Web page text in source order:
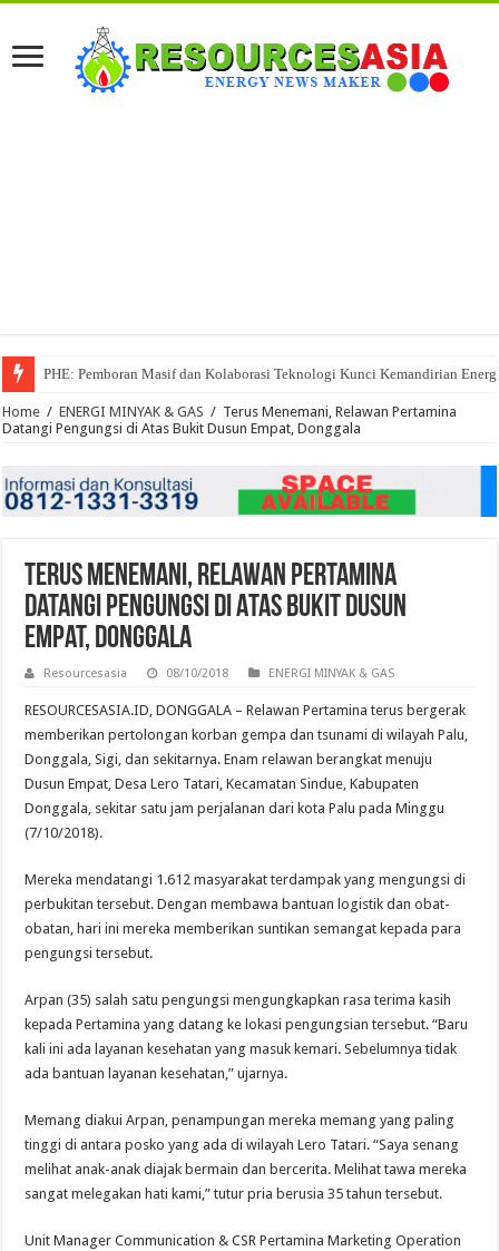
PHE: Pemboran Masif dan Kolaborasi Teknologi Kunci Kemandirian
Home / ENERGI MINYAK & GAS / Terus Menemani, Relawan Pertamina
Datangi Pengungsi di Atas Bukit Dusun Empat, Donggala
Terus Menemani, Relawan Pertamina
Datangi Pengungsi di Atas Bukit Dusun
Empat, Donggala
Resourcesasia 08/10/2018 ENERGI MINYAK & GAS
RESOURCESASIA.ID, DONGGALA – Relawan Pertamina terus bergerak
memberikan pertolongan korban gempa dan tsunami di wilayah Palu,
Donggala, Sigi, dan sekitarnya. Enam relawan berangkat menuju
Dusun Empat, Desa Lero Tatari, Kecamatan Sindue, Kabupaten
Donggala, sekitar satu jam perjalanan dari kota Palu pada Minggu
(7/10/2018).
Mereka mendatangi 1.612 masyarakat terdampak yang mengungsi di
perbukitan tersebut. Dengan membawa bantuan logistik dan obat-
obatan, hari ini mereka memberikan suntikan semangat kepada para
pengungsi tersebut.
Arpan (35) salah satu pengungsi mengungkapkan rasa terima kasih
kepada Pertamina yang datang ke lokasi pengungsian tersebut. “Baru
kali ini ada layanan kesehatan yang masuk kemari. Sebelumnya tidak
ada bantuan layanan kesehatan,” ujarnya.
Memang diakui Arpan, penampungan mereka memang yang paling
tinggi di antara posko yang ada di wilayah Lero Tatari. “Saya senang
melihat anak-anak diajak bermain dan bercerita. Melihat tawa mereka
sangat melegakan hati kami,” tutur pria berusia 35 tahun tersebut.
Unit Manager Communication & CSR Pertamina Marketing Operation